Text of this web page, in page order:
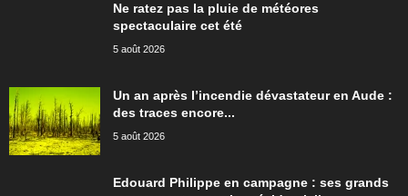
Ne ratez pas la pluie de météores
spectaculaire cet été
5 août 2026
Un an après l’incendie dévastateur en Aude :
des traces encore...
5 août 2026
Edouard Philippe en campagne : ses grands